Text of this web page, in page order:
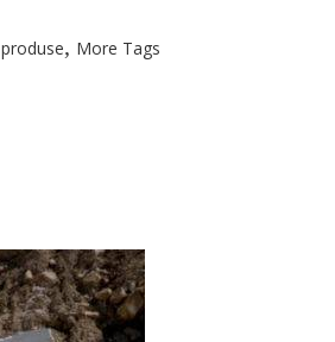
produse, More Tags